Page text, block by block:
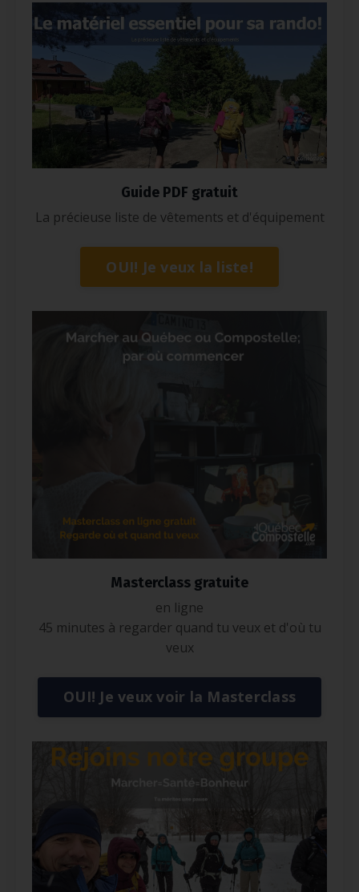
Guide PDF gratuit
La précieuse liste de vêtements et d'équipement
OUI! Je veux la liste!
Masterclass gratuite
en ligne
45 minutes à regarder quand tu veux et d'où tu
veux
OUI! Je veux voir la Masterclass